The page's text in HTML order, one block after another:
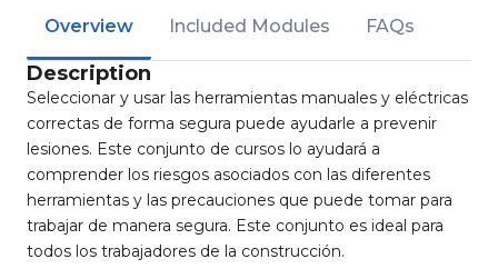
Overview Included Modules FAQs
Description
Seleccionar y usar las herramientas manuales y eléctricas
correctas de forma segura puede ayudarle a prevenir
lesiones. Este conjunto de cursos lo ayudará a
comprender los riesgos asociados con las diferentes
herramientas y las precauciones que puede tomar para
trabajar de manera segura. Este conjunto es ideal para
todos los trabajadores de la construcción.